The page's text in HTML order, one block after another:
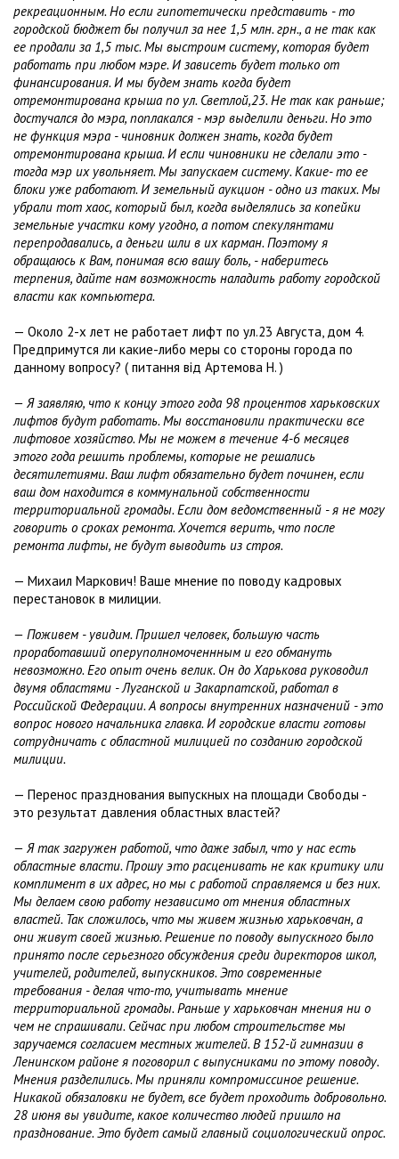
рекреационным. Но если гипотетически представить - то
городской бюджет бы получил за нее 1,5 млн. грн., а не так как
ее продали за 1,5 тыс. Мы выстроим систему, которая будет
работать при любом мэре. И зависеть будет только от
финансирования. И мы будем знать когда будет
отремонтирована крыша по ул. Светлой,23. Не так как раньше;
достучался до мэра, поплакался - мэр выделили деньги. Но это
не функция мэра - чиновник должен знать, когда будет
отремонтирована крыша. И если чиновники не сделали это -
тогда мэр их увольняет. Мы запускаем систему. Какие- то ее
блоки уже работают. И земельный аукцион - одно из таких. Мы
убрали тот хаос, который был, когда выделялись за копейки
земельные участки кому угодно, а потом спекулянтами
перепродавались, а деньги шли в их карман. Поэтому я
обращаюсь к Вам, понимая всю вашу боль, - наберитесь
терпения, дайте нам возможность наладить работу городской
власти как компьютера.
— Около 2-х лет не работает лифт по ул.23 Августа, дом 4.
Предпримутся ли какие-либо меры со стороны города по
данному вопросу? ( питання вiд Артемова Н. )
— Я заявляю, что к концу этого года 98 процентов харьковских
лифтов будут работать. Мы восстановили практически все
лифтовое хозяйство. Мы не можем в течение 4-6 месяцев
этого года решить проблемы, которые не решались
десятилетиями. Ваш лифт обязательно будет починен, если
ваш дом находится в коммунальной собственности
территориальной громады. Если дом ведомственный - я не могу
говорить о сроках ремонта. Хочется верить, что после
ремонта лифты, не будут выводить из строя.
— Михаил Маркович! Ваше мнение по поводу кадровых
перестановок в милиции.
— Поживем - увидим. Пришел человек, большую часть
проработавший оперуполномоченнным и его обмануть
невозможно. Его опыт очень велик. Он до Харькова руководил
двумя областями - Луганской и Закарпатской, работал в
Российской Федерации. А вопросы внутренних назначений - это
вопрос нового начальника главка. И городские власти готовы
сотрудничать с областной милицией по созданию городской
милиции.
— Перенос празднования выпускных на площади Свободы -
это результат давления областных властей?
— Я так загружен работой, что даже забыл, что у нас есть
областные власти. Прошу это расценивать не как критику или
комплимент в их адрес, но мы с работой справляемся и без них.
Мы делаем свою работу независимо от мнения областных
властей. Так сложилось, что мы живем жизнью харьковчан, а
они живут своей жизнью. Решение по поводу выпускного было
принято после серьезного обсуждения среди директоров школ,
учителей, родителей, выпускников. Это современные
требования - делая что-то, учитывать мнение
территориальной громады. Раньше у харьковчан мнения ни о
чем не спрашивали. Сейчас при любом строительстве мы
заручаемся согласием местных жителей. В 152-й гимназии в
Ленинском районе я поговорил с выпусниками по этому поводу.
Мнения разделились. Мы приняли компромиссиное решение.
Никакой обязаловки не будет, все будет проходить добровольно.
28 июня вы увидите, какое количество людей пришло на
празднование. Это будет самый главный социологический опрос.